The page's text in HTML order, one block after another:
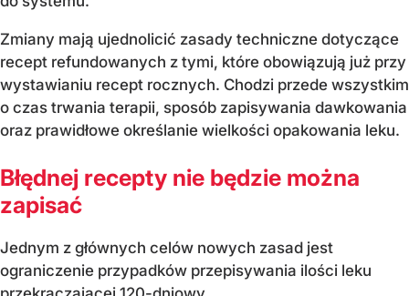
Zmiany mają ujednolicić zasady techniczne dotyczące
recept refundowanych z tymi, które obowiązują już przy
wystawianiu recept rocznych. Chodzi przede wszystkim
o czas trwania terapii, sposób zapisywania dawkowania
oraz prawidłowe określanie wielkości opakowania leku.
Błędnej recepty nie będzie można
zapisać
Jednym z głównych celów nowych zasad jest
ograniczenie przypadków przepisywania ilości leku